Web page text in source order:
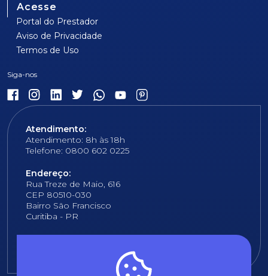
Acesse
Portal do Prestador
Aviso de Privacidade
Termos de Uso
Atendimento:
Atendimento: 8h às 18h
Telefone: 0800 602 0225
Endereço:
Rua Treze de Maio, 616
CEP 80510-030
Bairro São Francisco
Curitiba - PR